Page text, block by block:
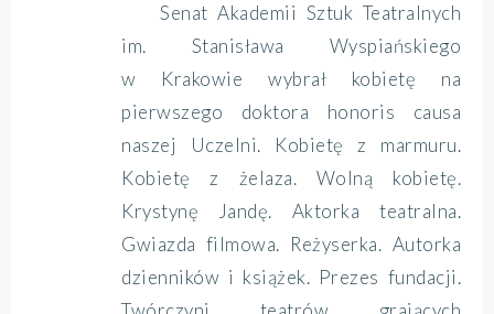
Senat Akademii Sztuk Teatralnych
im. Stanisława Wyspiańskiego
w Krakowie wybrał kobietę na
pierwszego doktora honoris causa
naszej Uczelni. Kobietę z marmuru.
Kobietę z żelaza. Wolną kobietę.
Krystynę Jandę. Aktorka teatralna.
Gwiazda filmowa. Reżyserka. Autorka
dzienników i książek. Prezes fundacji.